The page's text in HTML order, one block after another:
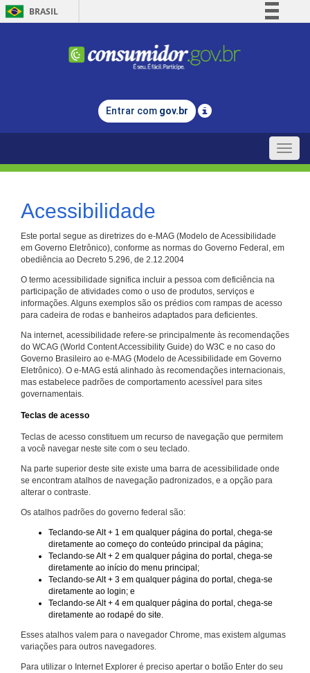
BRASIL
Comunica BR
Legislação
Entrar com gov.br
Toggle
Acessibilidade
Este portal segue as diretrizes do e-MAG (Modelo de Acessibilidade
em Governo Eletrônico), conforme as normas do Governo Federal, em
obediência ao Decreto 5.296, de 2.12.2004
O termo acessibilidade significa incluir a pessoa com deficiência na
participação de atividades como o uso de produtos, serviços e
informações. Alguns exemplos são os prédios com rampas de acesso
para cadeira de rodas e banheiros adaptados para deficientes.
Na internet, acessibilidade refere-se principalmente às recomendações
do WCAG (World Content Accessibility Guide) do W3C e no caso do
Governo Brasileiro ao e-MAG (Modelo de Acessibilidade em Governo
Eletrônico). O e-MAG está alinhado às recomendações internacionais,
mas estabelece padrões de comportamento acessível para sites
governamentais.
Teclas de acesso
Teclas de acesso constituem um recurso de navegação que permitem
a você navegar neste site com o seu teclado.
Na parte superior deste site existe uma barra de acessibilidade onde
se encontram atalhos de navegação padronizados, e a opção para
alterar o contraste.
Os atalhos padrões do governo federal são:
Teclando-se Alt + 1 em qualquer página do portal, chega-se
diretamente ao começo do conteúdo principal da página;
Teclando-se Alt + 2 em qualquer página do portal, chega-se
diretamente ao início do menu principal;
Teclando-se Alt + 3 em qualquer página do portal, chega-se
diretamente ao login; e
Teclando-se Alt + 4 em qualquer página do portal, chega-se
diretamente ao rodapé do site.
Esses atalhos valem para o navegador Chrome, mas existem algumas
variações para outros navegadores.
Para utilizar o Internet Explorer é preciso apertar o botão Enter do seu